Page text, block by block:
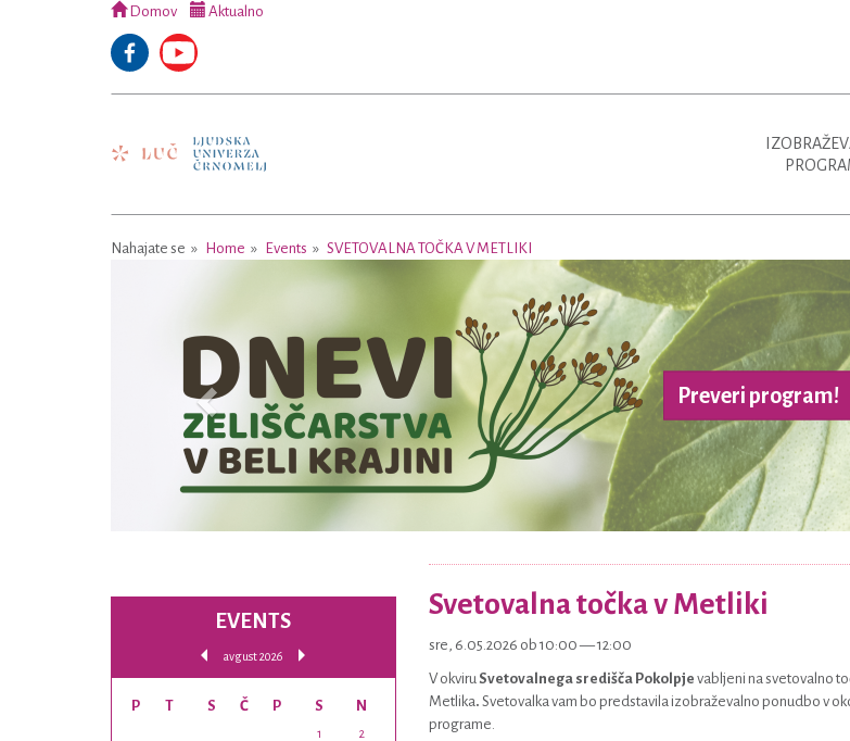
Domov Aktualno
Nahajate se Home Events SVETOVALNA TOČKA V METLIKI
Preveri program!
Svetovalna točka v Metliki
sre, 6.05.2026 ob 10:00 — 12:00
V okviru Svetovalnega središča Pokolpje vabljeni na svetovalno
Metlika. Svetovalka vam bo predstavila izobraževalno ponudbo v
programe.
EVENTS
avgust 2026
P T S Č P S N
1 2